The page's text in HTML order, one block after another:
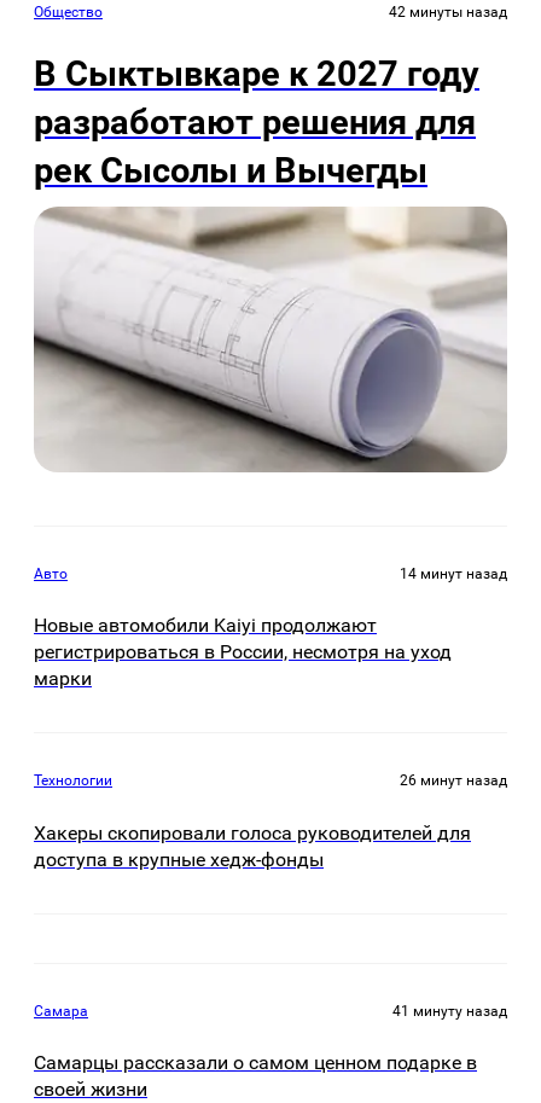
Общество 42 минуты назад
В Сыктывкаре к 2027 году
разработают решения для
рек Сысолы и Вычегды
Авто 14 минут назад
Новые автомобили Kaiyi продолжают
регистрироваться в России, несмотря на уход
марки
Технологии 26 минут назад
Хакеры скопировали голоса руководителей для
доступа в крупные хедж-фонды
Самара 41 минуту назад
Самарцы рассказали о самом ценном подарке в
своей жизни